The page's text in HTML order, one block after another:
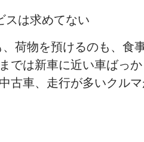
スは求めてない
、荷物を預けるのも、
では新車に近い車ばっ
古車、走行が多いクル